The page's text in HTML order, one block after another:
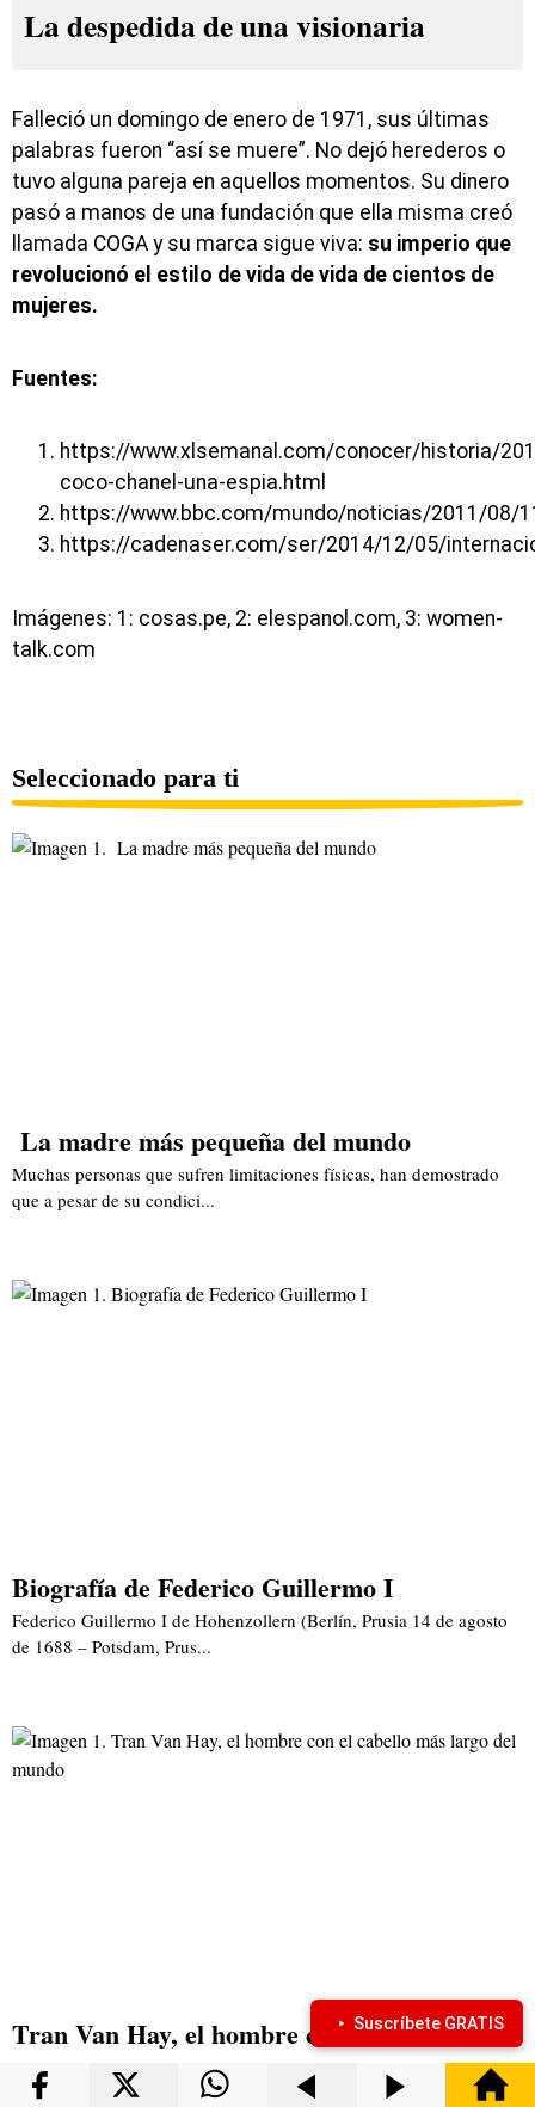
La despedida de una visionaria
Falleció un domingo de enero de 1971, sus últimas
palabras fueron “así se muere”. No dejó herederos o
tuvo alguna pareja en aquellos momentos. Su dinero
pasó a manos de una fundación que ella misma creó
llamada COGA y su marca sigue viva: su imperio que
revolucionó el estilo de vida de vida de cientos de
mujeres.
Fuentes:
https://www.xlsemanal.com/conocer/historia/
coco-chanel-una-espia.html
https://www.bbc.com/mundo/noticias/2011/08/
https://cadenaser.com/ser/2014/12/05/
Imágenes: 1: cosas.pe, 2: elespanol.com, 3: women-
talk.com
Seleccionado para ti
La madre más pequeña del mundo
Muchas personas que sufren limitaciones físicas, han demostrado
que a pesar de su condici...
Biografía de Federico Guillermo I
Federico Guillermo I de Hohenzollern (Berlín, Prusia 14 de agosto
de 1688 – Potsdam, Prus...
Tran Van Hay, el hombre con el cabello más
largo del mundo...
Suscríbete GRATIS